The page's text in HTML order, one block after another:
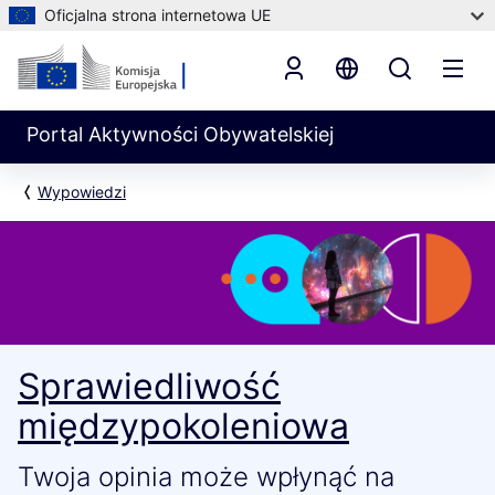
Oficjalna strona internetowa UE
Portal Aktywności Obywatelskiej
Wypowiedzi
Sprawiedliwość
międzypokoleniowa
Twoja opinia może wpłynąć na